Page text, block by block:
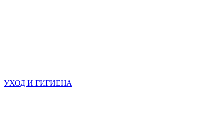
УХОД И ГИГИЕНА